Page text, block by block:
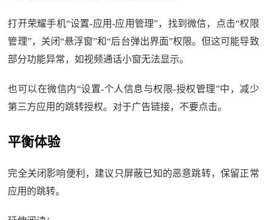
打开荣耀手机“设置-应用-应用管理”，找到微信，点击“权限
管理”，关闭“悬浮窗”和“后台弹出界面”权限。但这可能导致
部分功能异常，如视频通话小窗无法显示。
也可以在微信内“设置-个人信息与权限-授权管理”中，减少
第三方应用的跳转授权。对于广告链接，不要点击。
平衡体验
完全关闭影响便利，建议只屏蔽已知的恶意跳转，保留正常
应用的跳转。